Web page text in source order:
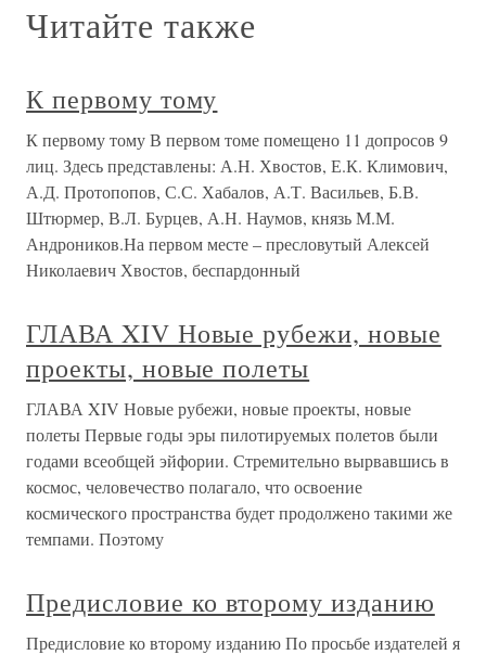
Читайте также
К первому тому
К первому тому В первом томе помещено 11 допросов 9
лиц. Здесь представлены: А.Н. Хвостов, Е.К. Климович,
А.Д. Протопопов, С.С. Хабалов, А.Т. Васильев, Б.В.
Штюрмер, В.Л. Бурцев, А.Н. Наумов, князь М.М.
Андроников.На первом месте – пресловутый Алексей
Николаевич Хвостов, беспардонный
ГЛАВА XIV Новые рубежи, новые
проекты, новые полеты
ГЛАВА XIV Новые рубежи, новые проекты, новые
полеты Первые годы эры пилотируемых полетов были
годами всеобщей эйфории. Стремительно вырвавшись в
космос, человечество полагало, что освоение
космического пространства будет продолжено такими же
темпами. Поэтому
Предисловие ко второму изданию
Предисловие ко второму изданию По просьбе издателей я